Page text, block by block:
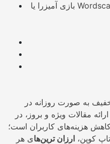
به صورت روزانه در
مقالات ویژه و بروز، در
هزینه‌های کاربران است؛
کوپن، ارزان ترین‌های هر